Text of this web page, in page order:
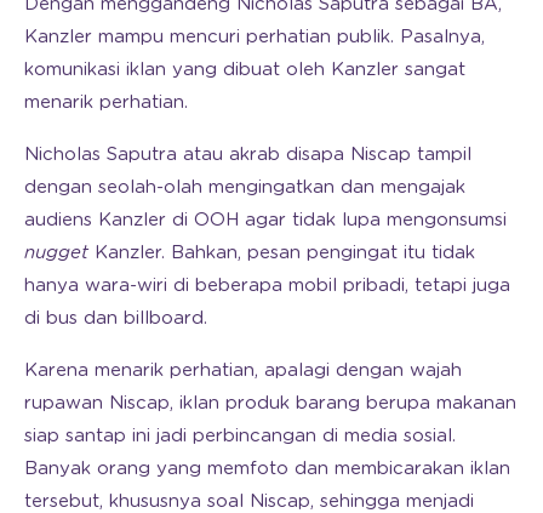
Dengan menggandeng Nicholas Saputra sebagai BA,
Kanzler mampu mencuri perhatian publik. Pasalnya,
komunikasi iklan yang dibuat oleh Kanzler sangat
menarik perhatian.
Nicholas Saputra atau akrab disapa Niscap tampil
dengan seolah-olah mengingatkan dan mengajak
audiens Kanzler di OOH agar tidak lupa mengonsumsi
nuggetKanzler. Bahkan, pesan pengingat itu tidak
hanya wara-wiri di beberapa mobil pribadi, tetapi juga
di bus dan billboard.
Karena menarik perhatian, apalagi dengan wajah
rupawan Niscap, iklan produk barang berupa makanan
siap santap ini jadi perbincangan di media sosial.
Banyak orang yang memfoto dan membicarakan iklan
tersebut, khususnya soal Niscap, sehingga menjadi